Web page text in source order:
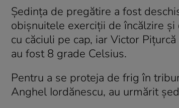
Şedinţa de pregătire a fost
obişnuitele exerciţii de încălzire
cu căciuli pe cap, iar Victor
au fost 8 grade Celsius.
Pentru a se proteja de frig în
Anghel Iordănescu, au urmărit